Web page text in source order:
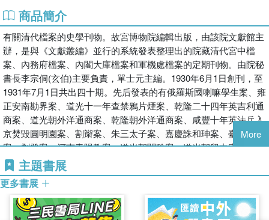
商品簡介
有關清代檔案的史學刊物。故宮博物院編輯出版，由該院文獻館主
辦，是與《文獻叢編》並行的系統發表整理出的院藏清代宮中檔
案、內務府檔案、內閣大庫檔案和軍機處檔案的定期刊物。由院秘
書長李宗侗(玄伯)主要負責，單士元主編。1930年6月1日創刊，至
1931年7月1日共出四十期。先后發表的有俄羅斯國喇嘛學生案、雍
正安南勘界案、道光十一年查禁鴉片煙案、乾隆二十四年英吉利通
商案、道光朝外洋通商案、乾隆朝外洋通商案、咸豐十年英法兵入
京焚毀圓明園案、割辮案、朱三太子案、嘉慶誅和珅案、臺灣黃教
案、剃發案、河南青陽教案、道光朝關稅案、道光朝留中密奏等大
量關於清代政治、軍事、文化、外交、宗教方面的珍貴檔案，其中
外交、宗教方面尤多，使清代檔案大規模公諸于世，在學術界和社
會上引起強烈反響。
More
主題書展
更多書展